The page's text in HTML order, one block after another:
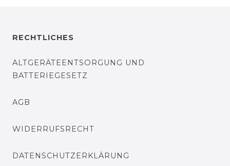
RECHTLICHES
ALTGERÄTEENTSORGUNG UND
BATTERIEGESETZ
AGB
WIDERRUFSRECHT
DATENSCHUTZERKLÄRUNG